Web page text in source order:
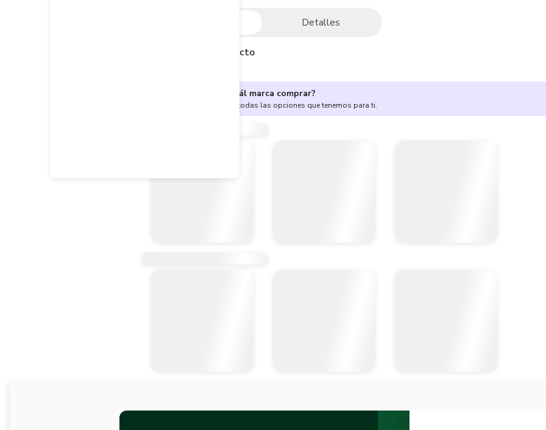
Detalles
Descripción del producto
¿No sabes cuál marca comprar?
Encuentra aquí todas las opciones que tenemos para ti.